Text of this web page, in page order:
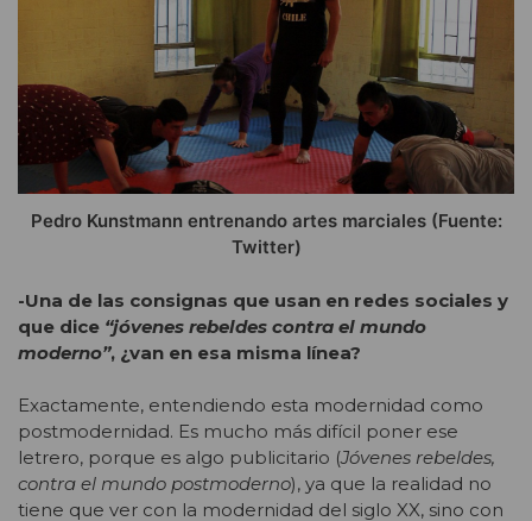
Pedro Kunstmann entrenando artes marciales (Fuente:
Twitter)
-Una de las consignas que usan en redes sociales y
que dice “jóvenes rebeldes contra el mundo
moderno”, ¿van en esa misma línea?
Exactamente, entendiendo esta modernidad como
postmodernidad. Es mucho más difícil poner ese
letrero, porque es algo publicitario (Jóvenes rebeldes,
contra el mundo postmoderno), ya que la realidad no
tiene que ver con la modernidad del siglo XX, sino con